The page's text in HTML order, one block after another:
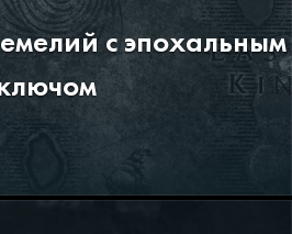
с эпохальным